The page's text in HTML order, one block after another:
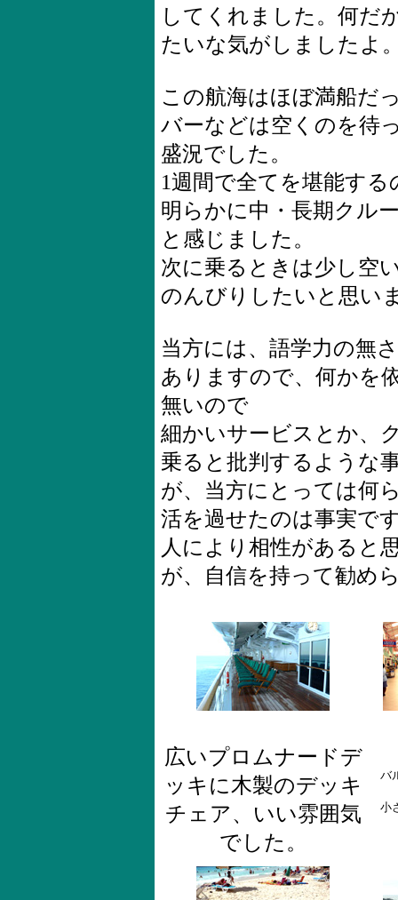
してくれました。何だ
たいな気がしましたよ
この航海はほぼ満船だ
バーなどは空くのを待
盛況でした。
1週間で全てを堪能す
明らかに中・長期クル
と感じました。
次に乗るときは少し空
のんびりしたいと思い
当方には、語学力の無
ありますので、何かを
無いので
細かいサービスとか、
乗ると批判するような
が、当方にとっては何
活を過せたのは事実で
人により相性があると
が、自信を持って勧め
広いプロムナードデ
ッキに木製のデッキ
チェア、いい雰囲気
でした。
バ
小